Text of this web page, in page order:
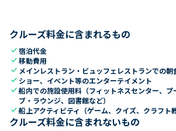
クルーズ料金に含まれるもの
check宿泊代金
check移動費用
check メインレストラン・ビュッフェレストランでの朝
check ショー、イベント等のエンターテイメント
check船内での施設使用料（フィットネスセンター、プ
ブ・ラウンジ、図書館など）
check船上アクティビティ（ゲーム、クイズ、クラフト
クルーズ料金に含まれないもの